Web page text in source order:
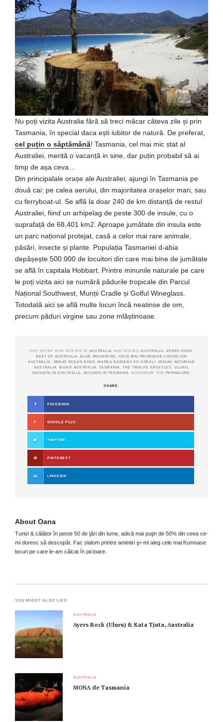
Nu poți vizita Australia fără să treci măcar câteva zile și prin
Tasmania, în special daca ești iubitor de natură. De preferat,
cel puțin o săptămână! Tasmania, cel mai mic stat al
Australiei, merită o vacanță in sine, dar puțin probabil să ai
timp de așa ceva…
Din principalale orașe ale Australiei, ajungi în Tasmania pe
două cai: pe calea aerului, din majoritatea orașelor mari, sau
cu ferryboat-ul. Se află la doar 240 de km distanță de restul
Australiei, fiind un arhipelag de peste 300 de insule, cu o
suprafață de 68,401 km2. Aproape jumătate din insula este
un parc național protejat, casă a celor mai rare animale,
păsări, insecte și plante. Populația Tasmaniei d-abia
depășește 500.000 de locuitori din care mai bine de jumătate
se află în capitala Hobbart. Printre minunile naturale pe care
le poți vizita aici se numără pădurile tropicale din Parcul
Național Southwest, Munții Cradle și Golful Wineglass.
Totodată aici se află multe locuri încă neatinse de om,
precum păduri virgine sau zone mlăștinoase.
THIS ENTRY WAS POSTED IN AUSTRALIA AND TAGGEDAUSTRALIA ,AYERS ROCK
BEST OF AUSTRALIA
BLUE MOUNTAINS ,CELE MAI FRUMOASE LOCURI DIN
AUSTRALIA
GREAT OCEAN ROAD MAREA BARIERA ED CORALI
MINUNI NATURALE
AUSTRALIA
MUNTI AUSTRALIA ,TASMANIA ,THE TWELFE APOSTLES ULURU
VACANTA IN AUSTRALIA
VACANTA IN TASMANIA . BOOKMARK THE PERMALINK
SHARE.
FACEBOOK
GOOGLE PLUS
TWITTER
PINTEREST
LINKEDIN
About Oana
Turist & călător în peste 50 de ţări din lume, adică mai puţin de 50% din ceea ce-
mi doresc să descopăr. Fac slalom printre amintiri şi–mi aleg cele mai frumoase
locuri pe care le-am călcat în picioare.
YOU MIGHT ALSO LIKE
AUSTRALIA
Ayers Rock (Uluru) & Kata Tjuta, Australia
AUSTRALIA
MONA de Tasmania